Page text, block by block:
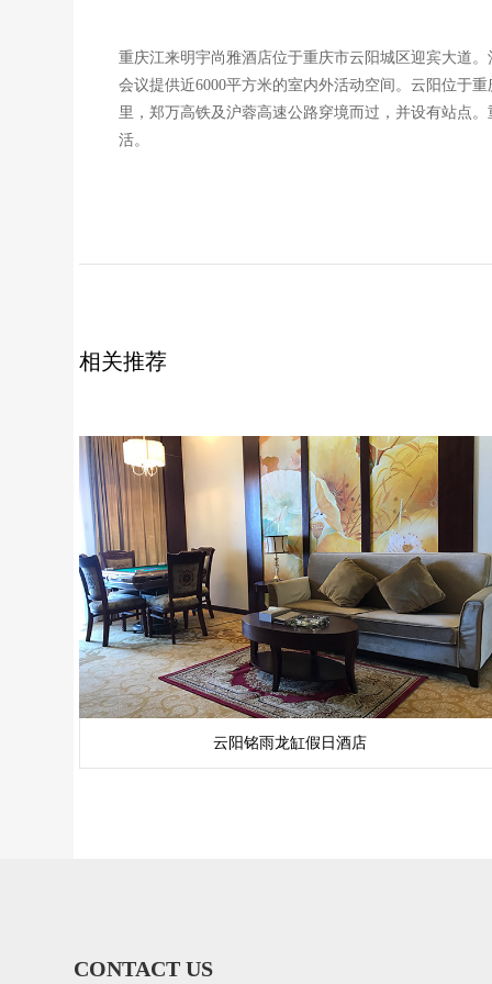
重庆江来明宇尚雅酒店位于重庆市云阳城区迎宾大道
会议提供近6000平方米的室内外活动空间。云阳位于
里，郑万高铁及沪蓉高速公路穿境而过，并设有站点
活。
相关推荐
云阳铭雨龙缸假日酒店
CONTACT US